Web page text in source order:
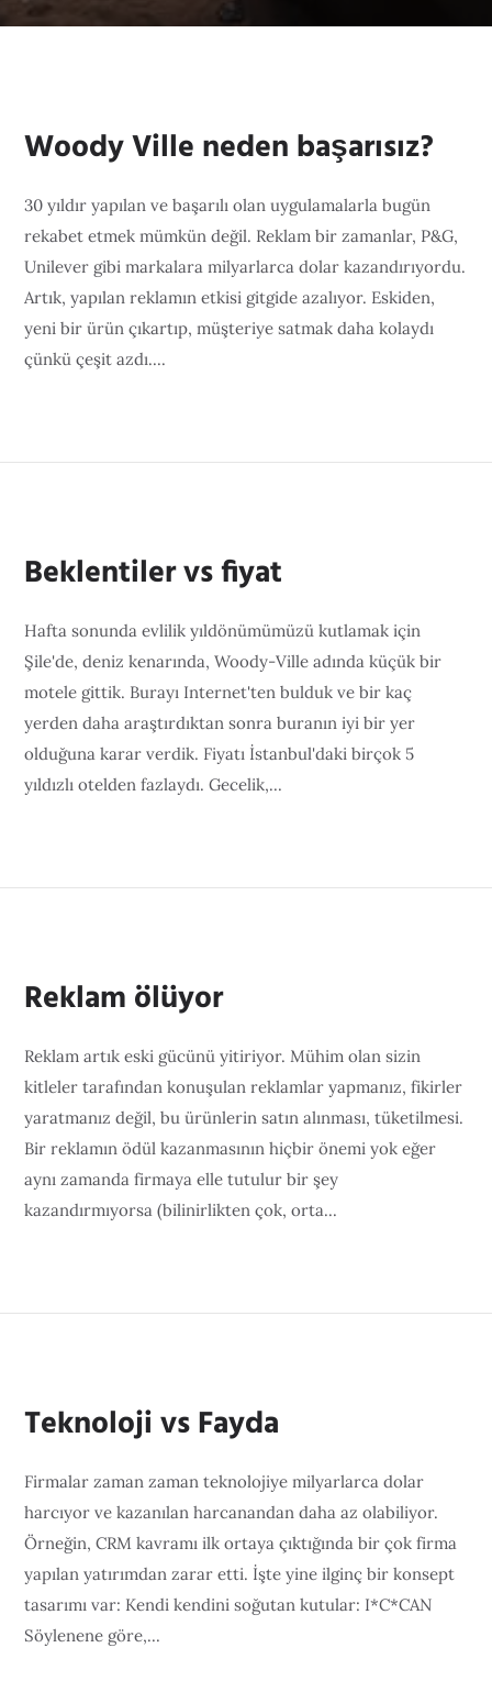
Woody Ville neden başarısız?
30 yıldır yapılan ve başarılı olan uygulamalarla bugün
rekabet etmek mümkün değil. Reklam bir zamanlar, P&G,
Unilever gibi markalara milyarlarca dolar kazandırıyordu.
Artık, yapılan reklamın etkisi gitgide azalıyor. Eskiden,
yeni bir ürün çıkartıp, müşteriye satmak daha kolaydı
çünkü çeşit azdı....
Beklentiler vs fiyat
Hafta sonunda evlilik yıldönümümüzü kutlamak için
Şile'de, deniz kenarında, Woody-Ville adında küçük bir
motele gittik. Burayı Internet'ten bulduk ve bir kaç
yerden daha araştırdıktan sonra buranın iyi bir yer
olduğuna karar verdik. Fiyatı İstanbul'daki birçok 5
yıldızlı otelden fazlaydı. Gecelik,...
Reklam ölüyor
Reklam artık eski gücünü yitiriyor. Mühim olan sizin
kitleler tarafından konuşulan reklamlar yapmanız, fikirler
yaratmanız değil, bu ürünlerin satın alınması, tüketilmesi.
Bir reklamın ödül kazanmasının hiçbir önemi yok eğer
aynı zamanda firmaya elle tutulur bir şey
kazandırmıyorsa (bilinirlikten çok, orta...
Teknoloji vs Fayda
Firmalar zaman zaman teknolojiye milyarlarca dolar
harcıyor ve kazanılan harcanandan daha az olabiliyor.
Örneğin, CRM kavramı ilk ortaya çıktığında bir çok firma
yapılan yatırımdan zarar etti. İşte yine ilginç bir konsept
tasarımı var: Kendi kendini soğutan kutular: I*C*CAN
Söylenene göre,...